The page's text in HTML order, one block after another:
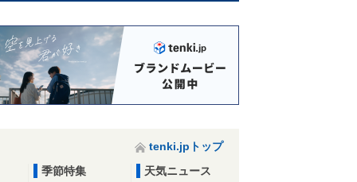
tenki.jpトップ
季節特集
天気ニュース